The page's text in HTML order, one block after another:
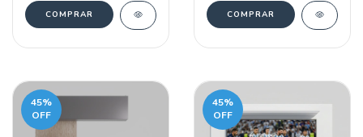
COMPRAR COMPRAR
45%
OFF
45%
OFF